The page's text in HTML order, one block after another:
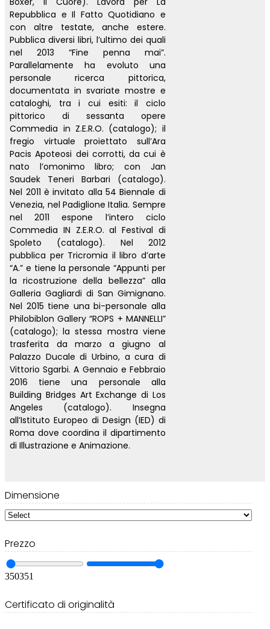
Repubblica e Il Fatto Quotidiano e
con altre testate, anche estere.
Pubblica diversi libri, l’ultimo dei quali
nel 2013 “Fine penna mai”.
Parallelamente ha evoluto una
personale ricerca pittorica,
documentata in svariate mostre e
cataloghi, tra i cui esiti: il ciclo
pittorico di sessanta opere
Commedia in Z.E.R.O. (catalogo); il
fregio virtuale proiettato sull’Ara
Pacis Apoteosi dei corrotti, da cui è
nato l’omonimo libro; con Jan
Saudek Teneri Barbari (catalogo).
Nel 2011 è invitato alla 54 Biennale di
Venezia, nel Padiglione Italia. Sempre
nel 2011 espone l’intero ciclo
Commedia IN Z.E.R.O. al Festival di
Spoleto (catalogo). Nel 2012
pubblica per Tricromia il libro d’arte
“A.” e tiene la personale “Appunti per
la ricostruzione della bellezza” alla
Galleria Gagliardi di San Gimignano.
Nel 2015 tiene una bi-personale alla
Philobiblon Gallery “ROPS + MANNELLI”
(catalogo); la stessa mostra viene
trasferita da marzo a giugno al
Palazzo Ducale di Urbino, a cura di
Vittorio Sgarbi. A Gennaio e Febbraio
2016 tiene una personale alla
Building Bridges Art Exchange di Los
Angeles (catalogo). Insegna
all’Istituto Europeo di Design (IED) di
Roma dove coordina il dipartimento
di Illustrazione e Animazione.
Dimensione
Prezzo
350351
Certificato di originalità